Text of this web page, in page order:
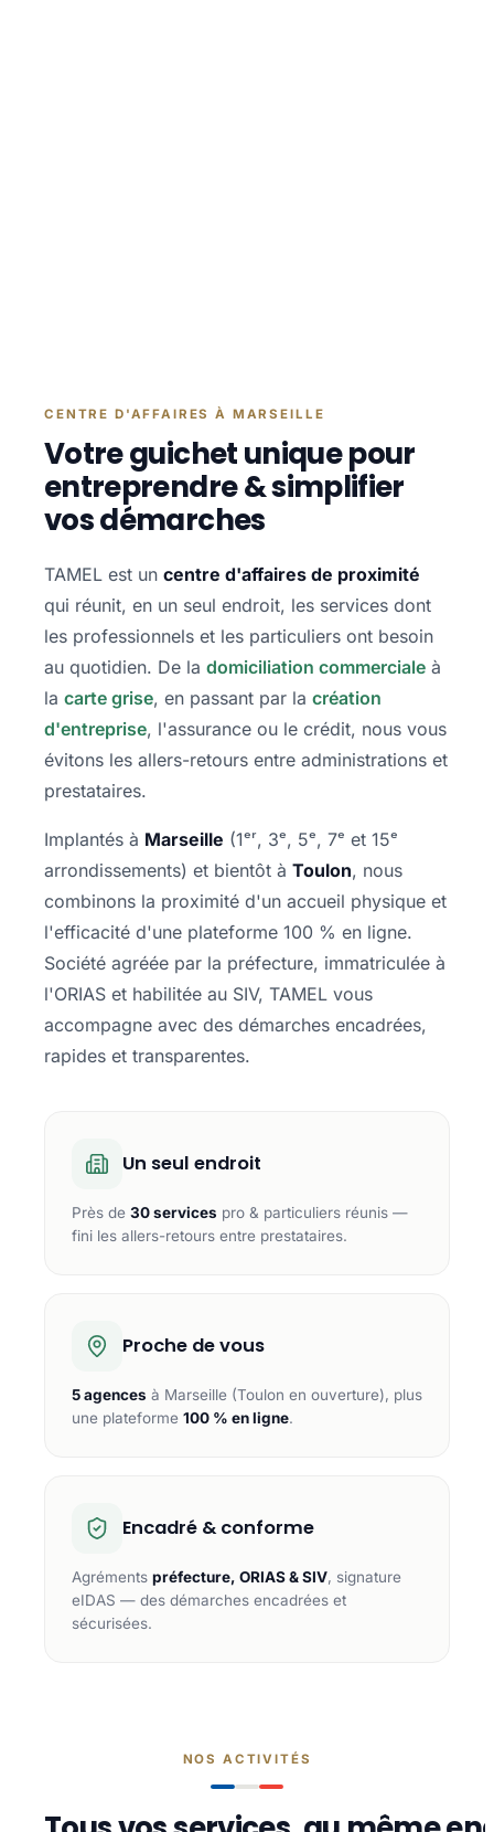
CENTRE D'AFFAIRES À MARSEILLE
Votre guichet unique pour
entreprendre & simplifier
vos démarches
TAMEL est un centre d'affaires de proximité
qui réunit, en un seul endroit, les services dont
les professionnels et les particuliers ont besoin
au quotidien. De la domiciliation commerciale à
la carte grise, en passant par la création
d'entreprise, l'assurance ou le crédit, nous vous
évitons les allers-retours entre administrations et
prestataires.
Implantés à Marseille (1ᵉʳ, 3ᵉ, 5ᵉ, 7ᵉ et 15ᵉ
arrondissements) et bientôt à Toulon, nous
combinons la proximité d'un accueil physique et
l'efficacité d'une plateforme 100 % en ligne.
Société agréée par la préfecture, immatriculée à
l'ORIAS et habilitée au SIV, TAMEL vous
accompagne avec des démarches encadrées,
rapides et transparentes.
Un seul endroit
Près de 30 services pro & particuliers réunis —
fini les allers-retours entre prestataires.
Proche de vous
5 agences à Marseille (Toulon en ouverture), plus
une plateforme 100 % en ligne.
Encadré & conforme
Agréments préfecture, ORIAS & SIV, signature
eIDAS — des démarches encadrées et
sécurisées.
NOS ACTIVITÉS